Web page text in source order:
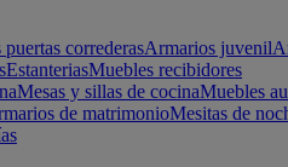
correderasArmarios juvenil
EstanteriasMuebles recibidores
Mesas y sillas de cocinaMuebles
de matrimonioMesitas de